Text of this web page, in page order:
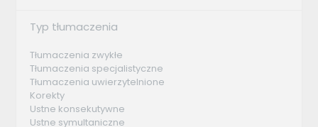
Typ tłumaczenia
Tłumaczenia zwykłe
Tłumaczenia specjalistyczne
Tłumaczenia uwierzytelnione
Korekty
Ustne konsekutywne
Ustne symultaniczne